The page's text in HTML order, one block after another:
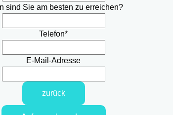
sind Sie am besten zu erreichen?
Telefon*
E-Mail-Adresse
zurück